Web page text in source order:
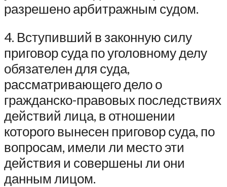
разрешено арбитражным судом.
4. Вступивший в законную силу
приговор суда по уголовному делу
обязателен для суда,
рассматривающего дело о
гражданско-правовых последствиях
действий лица, в отношении
которого вынесен приговор суда, по
вопросам, имели ли место эти
действия и совершены ли они
данным лицом.